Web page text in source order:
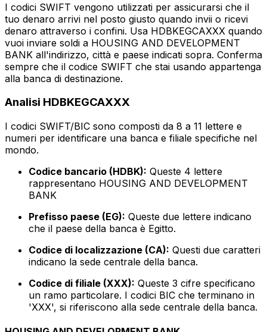
I codici SWIFT vengono utilizzati per assicurarsi che il
tuo denaro arrivi nel posto giusto quando invii o ricevi
denaro attraverso i confini. Usa HDBKEGCAXXX quando
vuoi inviare soldi a HOUSING AND DEVELOPMENT
BANK all'indirizzo, città e paese indicati sopra. Conferma
sempre che il codice SWIFT che stai usando appartenga
alla banca di destinazione.
Analisi HDBKEGCAXXX
I codici SWIFT/BIC sono composti da 8 a 11 lettere e
numeri per identificare una banca e filiale specifiche nel
mondo.
Codice bancario (HDBK): Queste 4 lettere
rappresentano HOUSING AND DEVELOPMENT
BANK
Prefisso paese (EG): Queste due lettere indicano
che il paese della banca è Egitto.
Codice di localizzazione (CA): Questi due caratteri
indicano la sede centrale della banca.
Codice di filiale (XXX): Queste 3 cifre specificano
un ramo particolare. I codici BIC che terminano in
'XXX', si riferiscono alla sede centrale della banca.